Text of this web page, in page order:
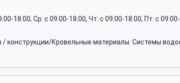
18:00, Ср: c 09:00-18:00, Чт: c 09:00-18:00, Пт: c
конструкции/Кровельные материалы. Системы